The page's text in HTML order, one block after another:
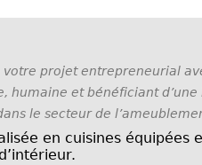
votre projet entrepreneurial
humaine et bénéficiant d’une
le secteur de
en cuisines équipées